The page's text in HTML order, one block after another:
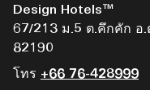
Design Hotels™
67/213 ม.5 ต.คึกคัก อ.
82190
โทร +66 76-428999